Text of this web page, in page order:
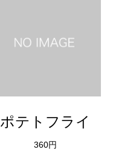
ポテトフライ
360円